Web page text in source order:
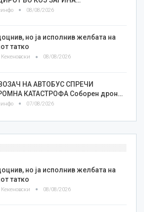
08/08/2026
но ја исполнив желбата на
татко
Кекеновски 08/08/2026
НА АВТОБУС СПРЕЧИ
КАТАСТРОФА Соборен дрон…
07/08/2026
но ја исполнив желбата на
татко
Кекеновски 08/08/2026